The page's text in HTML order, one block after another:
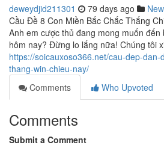
deweydjid211301 79 days ago
Cầu Đề 8 Con Miền Bắc Chắc Thắng
Anh em cược thủ đang mong muốn đến
hôm nay? Đừng lo lắng nữa! Chúng tôi
https://soicauxoso366.net/cau-dep-
thang-win-chieu-nay/
Comments
Who Upvoted
Comments
Submit a Comment